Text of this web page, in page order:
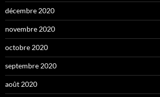
décembre 2020
novembre 2020
octobre 2020
septembre 2020
août 2020